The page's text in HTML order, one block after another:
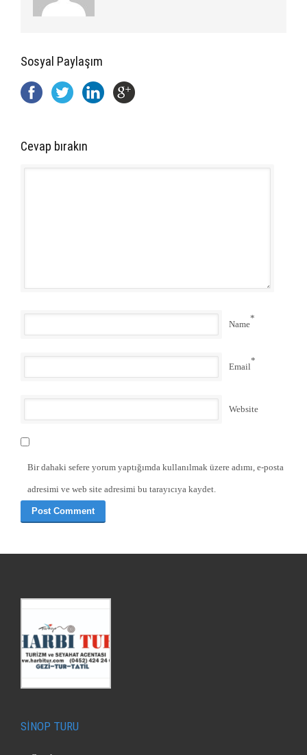
Sosyal Paylaşım
Cevap bırakın
Name
*
Email
*
Website
Bir dahaki sefere yorum yaptığımda kullanılmak üzere adımı, e-posta
adresimi ve web site adresimi bu tarayıcıya kaydet.
SİNOP TURU